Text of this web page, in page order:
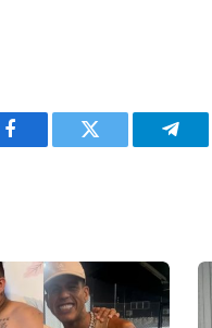
Facebook Twitter